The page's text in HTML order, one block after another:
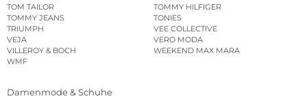
TOM TAILOR
TOMMY HILFIGER
TOMMY JEANS
TONIES
TRIUMPH
VEE COLLECTIVE
VEJA
VERO MODA
VILLEROY & BOCH
WEEKEND MAX MARA
WMF
Damenmode & Schuhe